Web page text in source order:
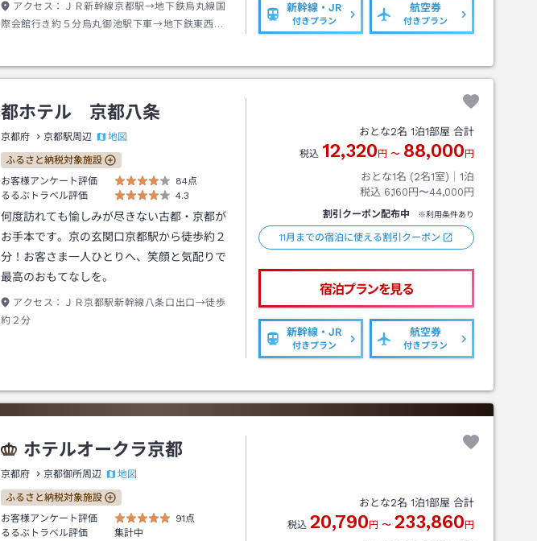
アクセス：
ＪＲ新幹線京都駅→地下鉄烏丸線国
際会館行き約５分烏丸御池駅下車→地下鉄東西線
新幹線・JR
付きプラン
航空券
付きプラン
都ホテル 京都八条
京都府 京都駅周辺 地図
ふるさと納税対象施設
お客様アンケート評価
84点
るるぶトラベル評価
4.3
何度訪れても愉しみが尽きない古都・京都が
お手本です。京の玄関口京都駅から徒歩約２
分！お客さま一人ひとりへ、笑顔と気配りで
最高のおもてなしを。
アクセス：
ＪＲ京都駅新幹線八条口出口→徒歩
約２分
おとな2名 1泊1部屋 合計
税込 12,320 円 〜 88,000 円
おとな1名 (2名1室)｜ 1泊
税込 6,160円〜44,000円
割引クーポン配布中 ※利用条件あり
11月までの宿泊に使える割引クーポン
宿泊プランを見る
新幹線・JR
付きプラン
航空券
付きプラン
ホテルオークラ京都
京都府 京都御所周辺 地図
ふるさと納税対象施設
お客様アンケート評価
91点
るるぶトラベル評価
集計中
おとな2名 1泊1部屋 合計
税込 20,790 円 〜 233,860 円